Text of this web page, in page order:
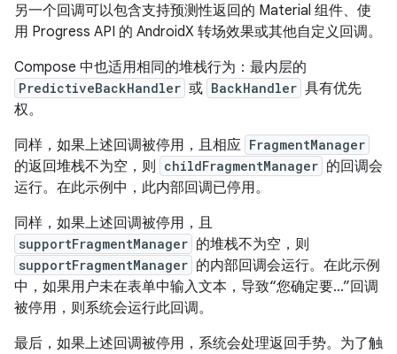
另一个回调可以包含支持预测性返回的 Material 组件、使
用 Progress API 的 AndroidX 转场效果或其他自定义回调。
Compose 中也适用相同的堆栈行为：最内层的
PredictiveBackHandler 或 BackHandler 具有优先
权。
同样，如果上述回调被停用，且相应 FragmentManager
的返回堆栈不为空，则 childFragmentManager 的回调会
运行。在此示例中，此内部回调已停用。
同样，如果上述回调被停用，且
supportFragmentManager 的堆栈不为空，则
supportFragmentManager 的内部回调会运行。在此示例
中，如果用户未在表单中输入文本，导致“您确定要...”回调
被停用，则系统会运行此回调。
最后，如果上述回调被停用，系统会处理返回手势。为了触